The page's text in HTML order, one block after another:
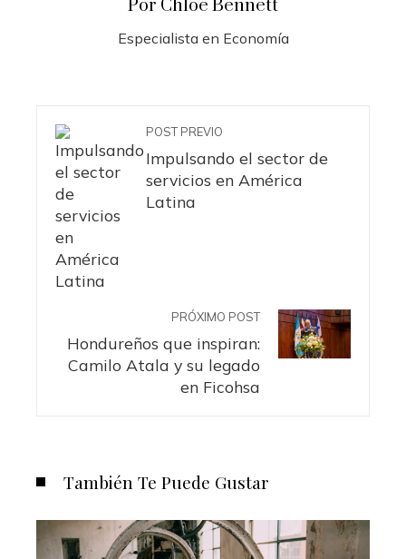
Por Chloe Bennett
Especialista en Economía
POST PREVIO
Impulsando el sector de
servicios en América
Latina
PRÓXIMO POST
Hondureños que inspiran:
Camilo Atala y su legado
en Ficohsa
También Te Puede Gustar